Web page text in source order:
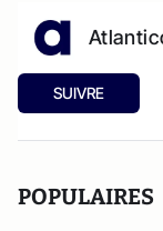
SUIVRE
POPULAIRES